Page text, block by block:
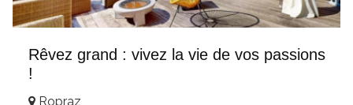
Rêvez grand : vivez la vie de vos passions
!
Ropraz